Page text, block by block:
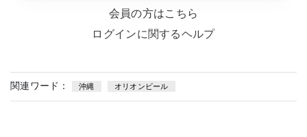
会員の方はこちら
ログインに関するヘルプ
関連ワード： 沖縄 オリオンビール